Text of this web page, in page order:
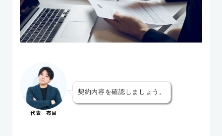
代表 布目
契約内容を確認しましょう。